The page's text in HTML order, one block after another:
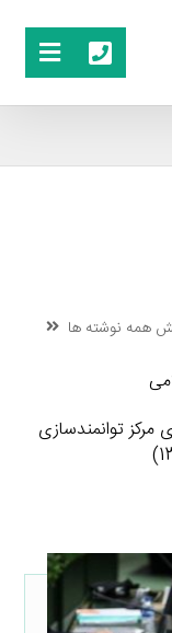
همه نوشته ها
توانمندسازی